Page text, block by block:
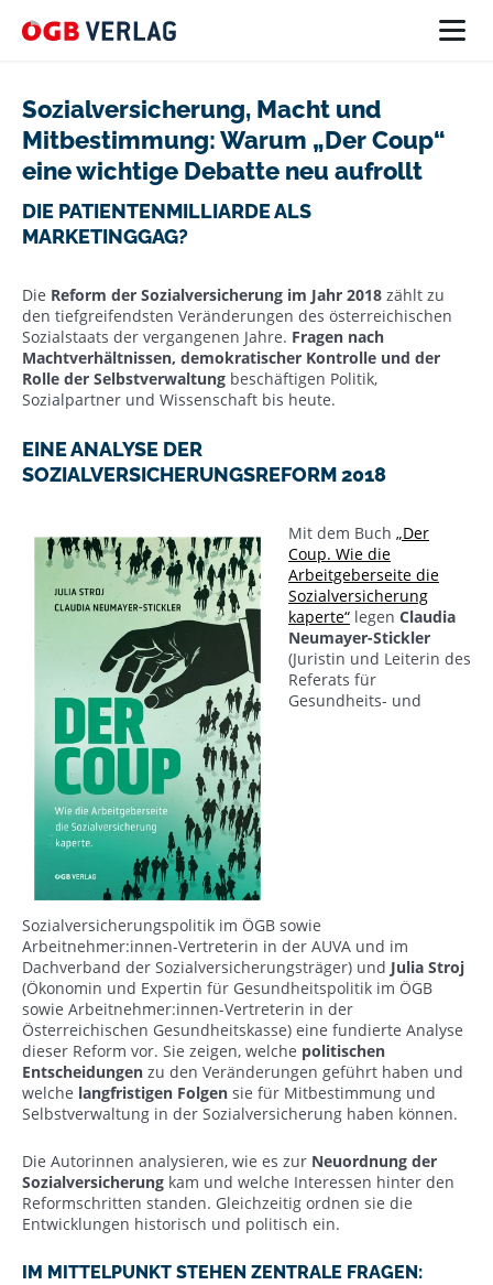
Sozialversicherung, Macht und
Mitbestimmung: Warum „Der Coup“
eine wichtige Debatte neu aufrollt
DIE PATIENTENMILLIARDE ALS
MARKETINGGAG?
Die Reform der Sozialversicherung im Jahr 2018 zählt zu
den tiefgreifendsten Veränderungen des österreichischen
Sozialstaats der vergangenen Jahre. Fragen nach
Machtverhältnissen, demokratischer Kontrolle und der
Rolle der Selbstverwaltung beschäftigen Politik,
Sozialpartner und Wissenschaft bis heute.
EINE ANALYSE DER
SOZIALVERSICHERUNGSREFORM 2018
Mit dem Buch „Der
Coup. Wie die
Arbeitgeberseite die
Sozialversicherung
kaperte“ legen Claudia
Neumayer-Stickler
(Juristin und Leiterin des
Referats für
Gesundheits- und
Sozialversicherungspolitik im ÖGB sowie
Arbeitnehmer:innen-Vertreterin in der AUVA und im
Dachverband der Sozialversicherungsträger) und Julia Stroj
(Ökonomin und Expertin für Gesundheitspolitik im ÖGB
sowie Arbeitnehmer:innen-Vertreterin in der
Österreichischen Gesundheitskasse) eine fundierte Analyse
dieser Reform vor. Sie zeigen, welche politischen
Entscheidungen zu den Veränderungen geführt haben und
welche langfristigen Folgen sie für Mitbestimmung und
Selbstverwaltung in der Sozialversicherung haben können.
Die Autorinnen analysieren, wie es zur Neuordnung der
Sozialversicherung kam und welche Interessen hinter den
Reformschritten standen. Gleichzeitig ordnen sie die
Entwicklungen historisch und politisch ein.
IM MITTELPUNKT STEHEN ZENTRALE FRAGEN: